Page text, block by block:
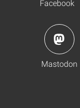
Facebook
Mastodon